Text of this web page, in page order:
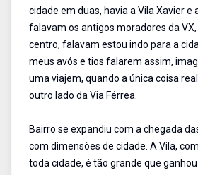
cidade em duas, havia a Vila Xavier e
falavam os antigos moradores da
centro, falavam estou indo para a
meus avós e tios falarem assim,
uma viajem, quando a única coisa
outro lado da Via Férrea.
Bairro se expandiu com a chegada
com dimensões de cidade. A Vila,
toda cidade, é tão grande que